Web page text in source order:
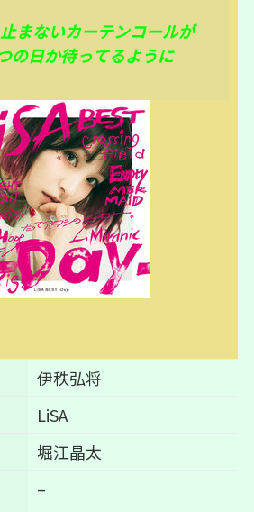
まないカーテンコールが
の日か待ってるように
伊秩弘将
LiSA
堀江晶太
–